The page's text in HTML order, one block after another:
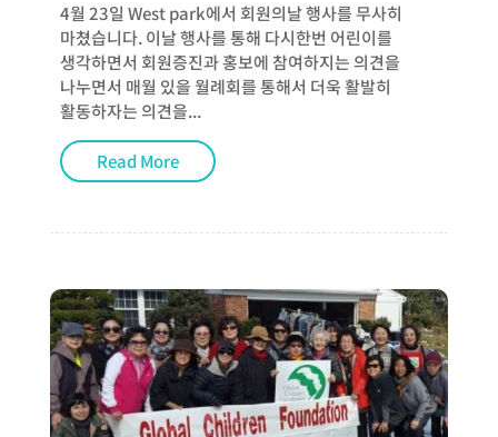
4월 23일 West park에서 회원의날 행사를 무사히
마쳤습니다. 이날 행사를 통해 다시한번 어린이를
생각하면서 회원증진과 홍보에 참여하지는 의견을
나누면서 매월 있을 월례회를 통해서 더욱 활발히
활동하자는 의견을...
Read More